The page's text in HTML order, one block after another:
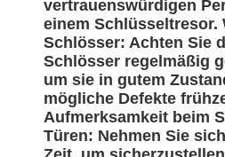
vertrauenswürdigen
einem Schlüsseltresor.
Schlösser: Achten Sie
Schlösser regelmäßig
um sie in gutem
mögliche Defekte
Aufmerksamkeit beim
Türen: Nehmen Sie